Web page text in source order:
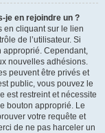
je en rejoindre un ?
en cliquant sur le lien
de l’utilisateur. Si
approprié. Cependant,
nouvelles adhésions.
peuvent être privés et
public, vous pouvez le
est restreint et nécessite
bouton approprié. Le
votre requête et
de ne pas harceler un